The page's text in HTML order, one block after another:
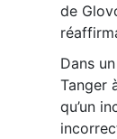
de
Dans
Tanger
qu’un